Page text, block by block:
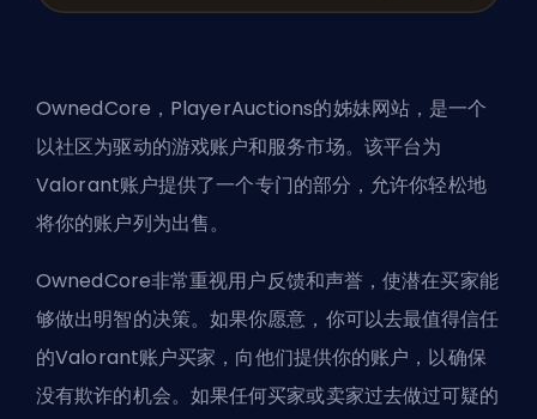
OwnedCore，PlayerAuctions的姊妹网站，是一个
以社区为驱动的游戏账户和服务市场。该平台为
Valorant账户提供了一个专门的部分，允许你轻松地
将你的账户列为出售。
OwnedCore非常重视用户反馈和声誉，使潜在买家能
够做出明智的决策。如果你愿意，你可以去最值得信任
的Valorant账户买家，向他们提供你的账户，以确保
没有欺诈的机会。如果任何买家或卖家过去做过可疑的